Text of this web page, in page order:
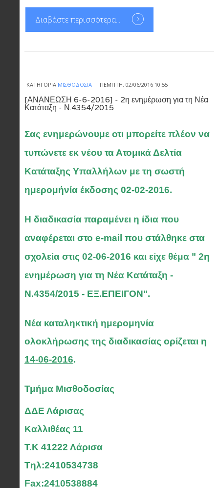
Διαβάστε περισσότερα...
ΚΑΤΗΓΟΡΊΑ ΜΙΣΘΟΔΟΣΊΑ ΠΈΜΠΤΗ, 02/06/2016 10:55
[ΑΝΑΝΕΩΣΗ 6-6-2016] - 2η ενημέρωση για τη Νέα
Κατάταξη - Ν.4354/2015
Σας ενημερώνουμε οτι μπορείτε πλέον να
τυπώνετε εκ νέου τα Ατομικά Δελτία
Κατάταξης Υπαλλήλων με τη σωστή
ημερομήνία έκδοσης 02-02-2016.
Η διαδικασία παραμένει η ίδια που
αναφέρεται στο e-mail που στάλθηκε στα
σχολεία στις 02-06-2016 και είχε θέμα " 2η
ενημέρωση για τη Νέα Κατάταξη -
Ν.4354/2015 - ΕΞ.ΕΠΕΙΓΟΝ".
Νέα καταληκτική ημερομηνία
ολοκλήρωσης της διαδικασίας ορίζεται η
14-06-2016.
Τμήμα Μισθοδοσίας
ΔΔΕ Λάρισας
Καλλιθέας 11
Τ.Κ 41222 Λάρισα
Tηλ:2410534738
Fax:2410538884